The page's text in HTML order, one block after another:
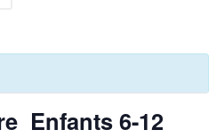
Enfants 6-12